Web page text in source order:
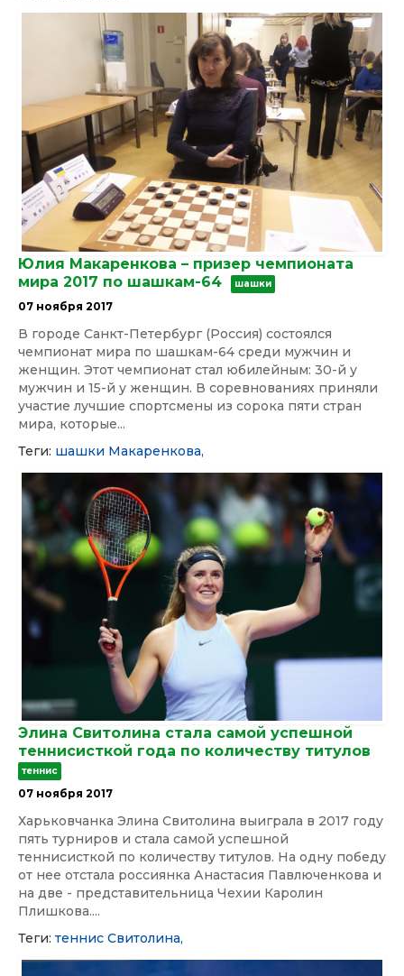
Юлия Макаренкова – призер чемпионата
мира 2017 по шашкам-64
шашки
07 ноября 2017
В городе Санкт-Петербург (Россия) состоялся
чемпионат мира по шашкам-64 среди мужчин и
женщин. Этот чемпионат стал юбилейным: 30-й у
мужчин и 15-й у женщин. В соревнованиях приняли
участие лучшие спортсмены из сорока пяти стран
мира, которые...
Теги: шашки Макаренкова,
Элина Свитолина стала самой успешной
теннисисткой года по количеству титулов
теннис
07 ноября 2017
Харьковчанка Элина Свитолина выиграла в 2017 году
пять турниров и стала самой успешной
теннисисткой по количеству титулов. На одну победу
от нее отстала россиянка Анастасия Павлюченкова и
на две - представительница Чехии Каролин
Плишкова....
Теги: теннис Свитолина,